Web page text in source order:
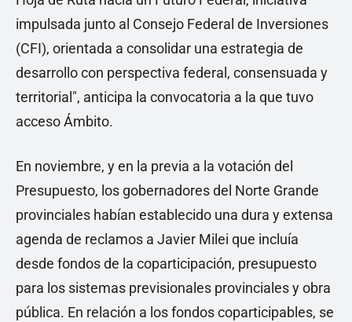
impulsada junto al Consejo Federal de Inversiones
(CFI), orientada a consolidar una estrategia de
desarrollo con perspectiva federal, consensuada y
territorial", anticipa la convocatoria a la que tuvo
acceso Ámbito.
En noviembre, y en la previa a la votación del
Presupuesto, los gobernadores del Norte Grande
provinciales habían establecido una dura y extensa
agenda de reclamos a Javier Milei que incluía
desde fondos de la coparticipación, presupuesto
para los sistemas previsionales provinciales y obra
pública. En relación a los fondos coparticipables, se